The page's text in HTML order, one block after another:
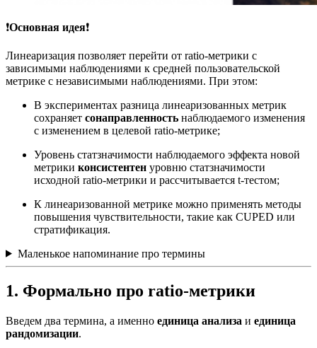
❗Основная идея❗
Линеаризация позволяет перейти от ratio-метрики с
зависимыми наблюдениями к средней пользовательской
метрике с независимыми наблюдениями. При этом:
В экспериментах разница линеаризованных метрик
сохраняет сонаправленность наблюдаемого изменения
с изменением в целевой ratio-метрике;
Уровень статзначимости наблюдаемого эффекта новой
метрики консистентен уровню статзначимости
исходной ratio-метрики и рассчитывается t-тестом;
К линеаризованной метрике можно применять методы
повышения чувствительности, такие как CUPED или
стратификация.
Маленькое напоминание про термины
1. Формально про ratio-метрики
Введем два термина, а именно единица анализа и единица
рандомизации.